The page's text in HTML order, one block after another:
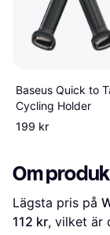
Baseus Quick to
Cycling Holder
199 kr
Om
Lägsta pris på
112 kr, vilket är